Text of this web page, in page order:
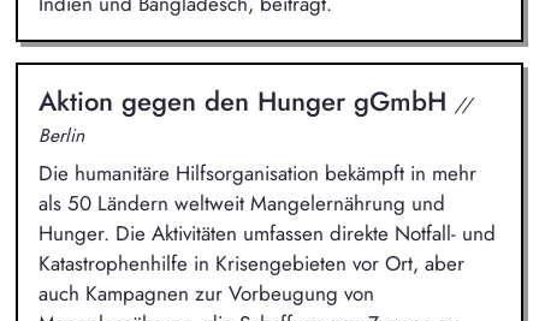
Aktion gegen den Hunger gGmbH //
Berlin
Die humanitäre Hilfsorganisation bekämpft in mehr
als 50 Ländern weltweit Mangelernährung und
Hunger. Die Aktivitäten umfassen direkte Notfall- und
Katastrophenhilfe in Krisengebieten vor Ort, aber
auch Kampagnen zur Vorbeugung von